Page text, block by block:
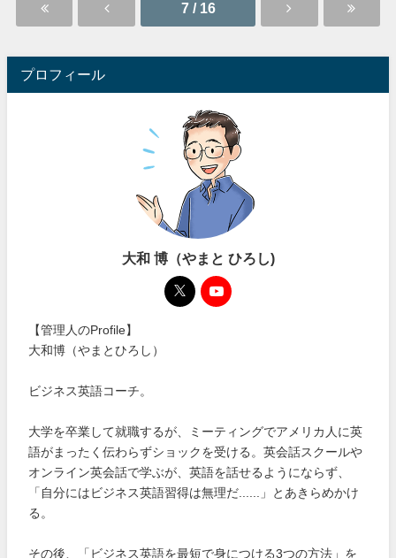
7 / 16
プロフィール
大和 博（やまと ひろし)
【管理人のProfile】
大和博（やまとひろし）
ビジネス英語コーチ。
大学を卒業して就職するが、ミーティングでアメリカ人に英
語がまったく伝わらずショックを受ける。英会話スクールや
オンライン英会話で学ぶが、英語を話せるようにならず、
「自分にはビジネス英語習得は無理だ......」とあきらめかけ
る。
その後、「ビジネス英語を最短で身につける3つの方法」を